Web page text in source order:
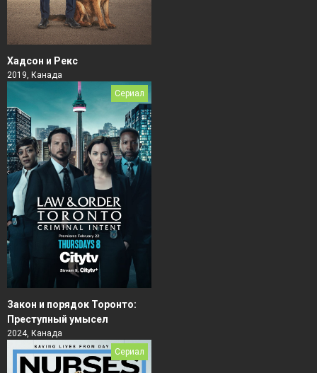
Хадсон и Рекс
2019, Канада
Сериал
Закон и порядок Торонто:
Преступный умысел
2024, Канада
Сериал